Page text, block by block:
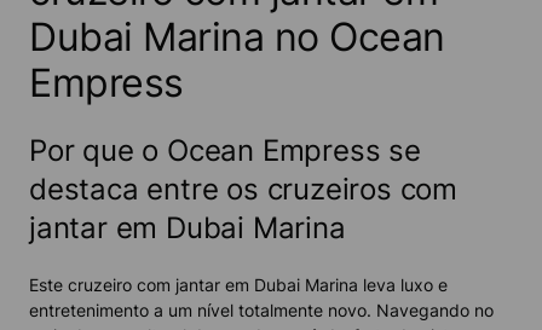
Dubai Marina no Ocean
Empress
Por que o Ocean Empress se
destaca entre os cruzeiros com
jantar em Dubai Marina
Este cruzeiro com jantar em Dubai Marina leva luxo e
entretenimento a um nível totalmente novo. Navegando no